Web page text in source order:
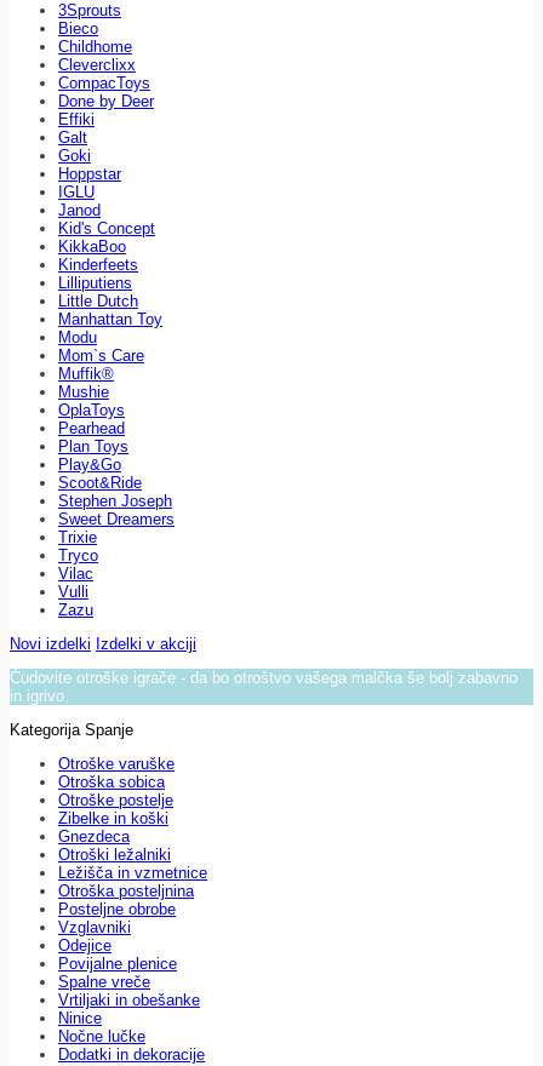
3Sprouts
Bieco
Childhome
Cleverclixx
CompacToys
Done by Deer
Effiki
Galt
Goki
Hoppstar
IGLU
Janod
Kid's Concept
KikkaBoo
Kinderfeets
Lilliputiens
Little Dutch
Manhattan Toy
Modu
Mom`s Care
Muffik®
Mushie
OplaToys
Pearhead
Plan Toys
Play&Go
Scoot&Ride
Stephen Joseph
Sweet Dreamers
Trixie
Tryco
Vilac
Vulli
Zazu
Novi izdelki Izdelki v akciji
Čudovite otroške igrače - da bo otroštvo vašega malčka še bolj zabavno
in igrivo.
Kategorija Spanje
Otroške varuške
Otroška sobica
Otroške postelje
Zibelke in koški
Gnezdeca
Otroški ležalniki
Ležišča in vzmetnice
Otroška posteljnina
Posteljne obrobe
Vzglavniki
Odejice
Povijalne plenice
Spalne vreče
Vrtiljaki in obešanke
Ninice
Nočne lučke
Dodatki in dekoracije